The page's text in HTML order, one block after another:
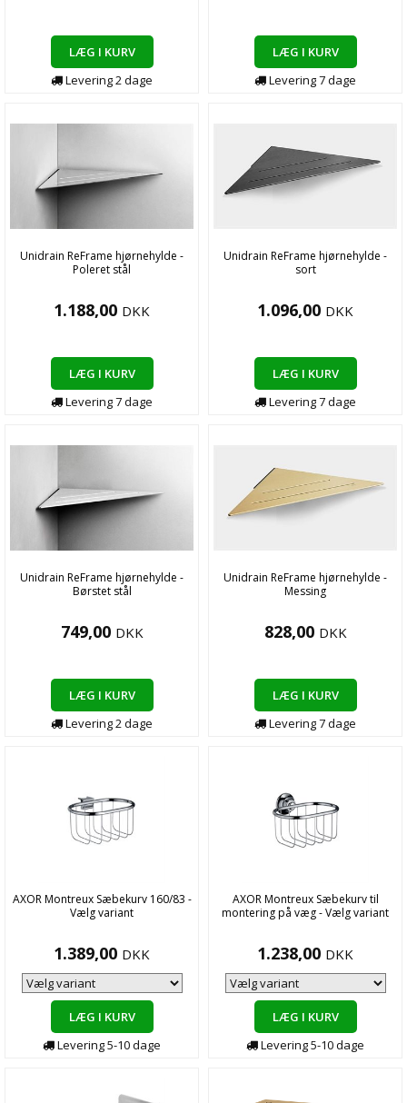
LÆG I KURV
Levering2dage
LÆG I KURV
Levering7dage
Unidrain ReFrame hjørnehylde -
Poleret stål
1.188,00 DKK
LÆG I KURV
Levering7dage
Unidrain ReFrame hjørnehylde -
sort
1.096,00 DKK
LÆG I KURV
Levering7dage
Unidrain ReFrame hjørnehylde -
Børstet stål
749,00 DKK
LÆG I KURV
Levering2dage
Unidrain ReFrame hjørnehylde -
Messing
828,00 DKK
LÆG I KURV
Levering7dage
AXOR Montreux Sæbekurv 160/83 -
Vælg variant
1.389,00 DKK
LÆG I KURV
Levering5-10dage
AXOR Montreux Sæbekurv til
montering på væg - Vælg variant
1.238,00 DKK
LÆG I KURV
Levering5-10dage